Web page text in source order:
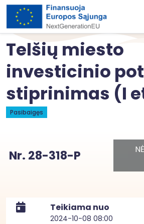
Telšių miesto
investicinio
stiprinimas (I
Pasibaigęs
Nr. 28-318-P
Teikiama nuo
2024-10-08 08:00